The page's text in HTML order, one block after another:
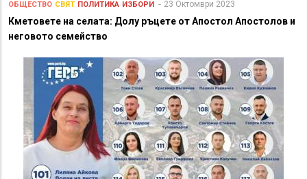
ОБЩЕСТВО СВЯТ ПОЛИТИКА ИЗБОРИ 23 Октомври 2023
Кметовете на селата: Долу ръцете от Апостол Апостолов и
неговото семейство